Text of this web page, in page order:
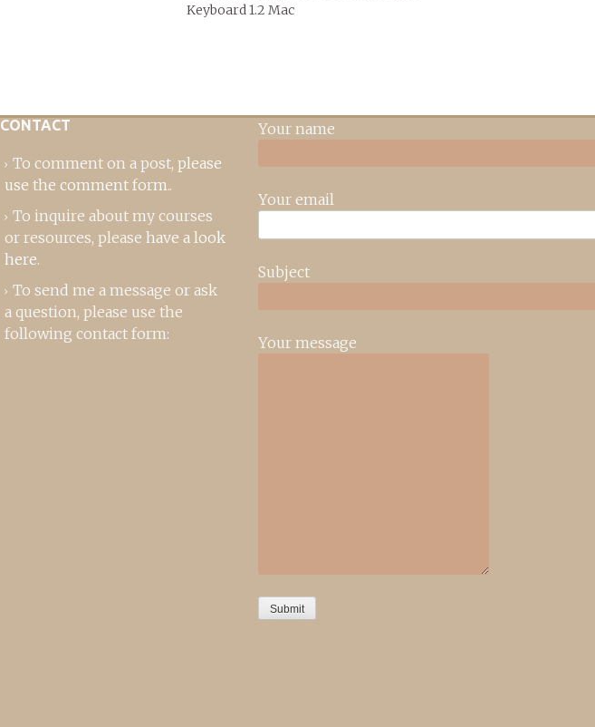
Keyboard 1.2 Mac
CONTACT
To comment on a post, please
use the comment form..
To inquire about my courses
or resources, please have a look
here.
To send me a message or ask
a question, please use the
following contact form:
Your name
Your email
Subject
Your message